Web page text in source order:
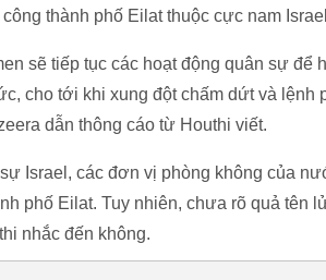
công thành phố Eilat thuộc cực nam
sẽ tiếp tục các hoạt động quân sự để
cho tới khi xung đột chấm dứt và lệnh
dẫn thông cáo từ Houthi viết.
Israel, các đơn vị phòng không của
phố Eilat. Tuy nhiên, chưa rõ quả tên
nhắc đến không.